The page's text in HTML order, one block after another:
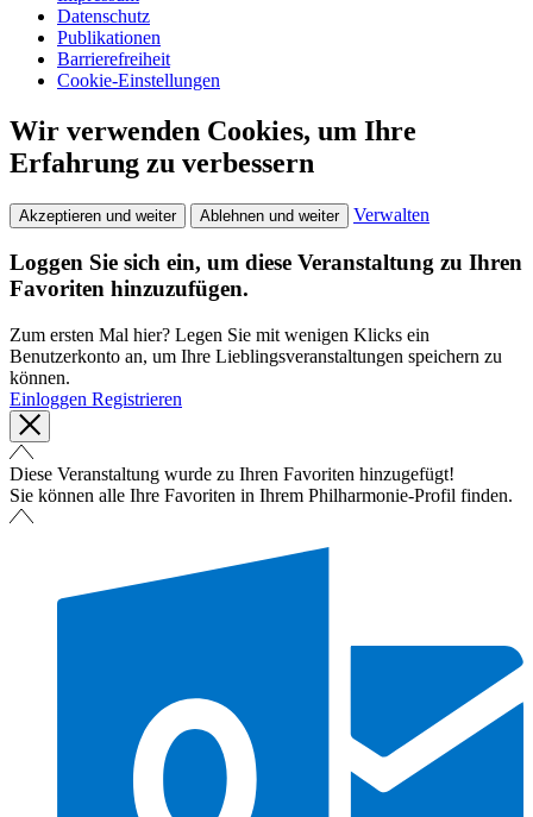
Datenschutz
Publikationen
Barrierefreiheit
Cookie-Einstellungen
Wir verwenden Cookies, um Ihre
Erfahrung zu verbessern
Akzeptieren und weiter Ablehnen und weiter Verwalten
Loggen Sie sich ein, um diese Veranstaltung zu Ihren
Favoriten hinzuzufügen.
Zum ersten Mal hier? Legen Sie mit wenigen Klicks ein
Benutzerkonto an, um Ihre Lieblingsveranstaltungen speichern zu
können.
Einloggen Registrieren
Diese Veranstaltung wurde zu Ihren Favoriten hinzugefügt!
Sie können alle Ihre Favoriten in Ihrem Philharmonie-Profil finden.